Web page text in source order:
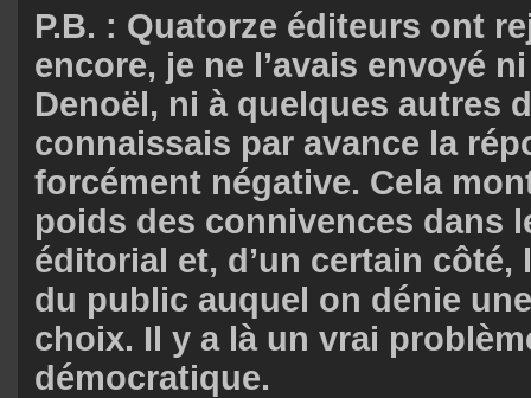
P.B. : Quatorze éditeurs ont
encore, je ne l’avais envoyé
Denoël, ni à quelques autres
connaissais par avance la
forcément négative. Cela
poids des connivences dans
éditorial et, d’un certain côté,
du public auquel on dénie
choix. Il y a là un vrai
démocratique.